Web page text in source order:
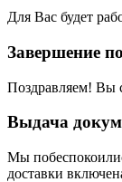
Для Вас будет
Завершение
Поздравляем! Вы
Выдача
Мы
доставки